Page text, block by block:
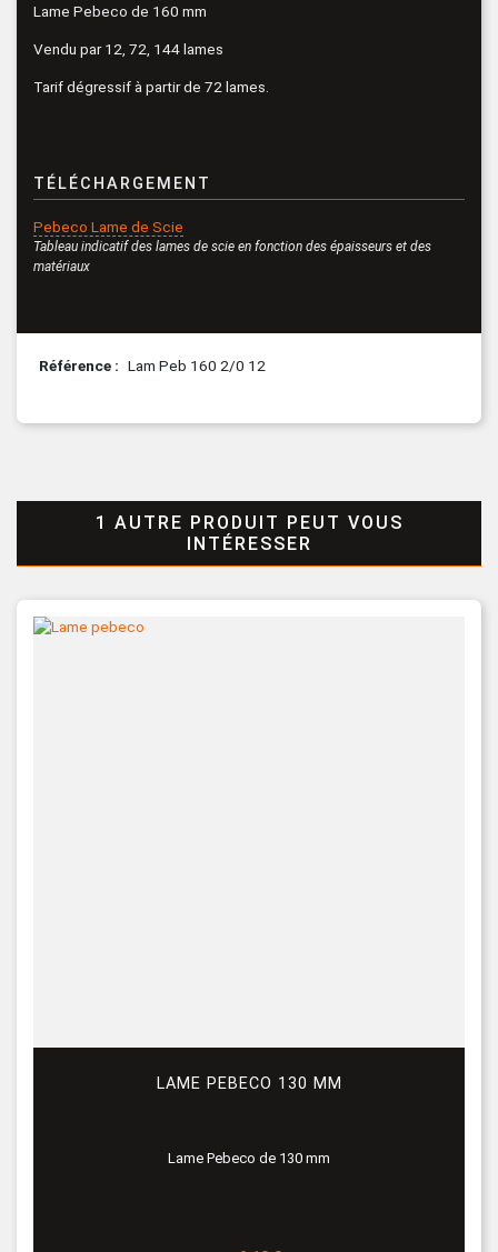
Lame Pebeco de 160 mm
Vendu par 12, 72, 144 lames
Tarif dégressif à partir de 72 lames.
TÉLÉCHARGEMENT
Pebeco Lame de Scie
Tableau indicatif des lames de scie en fonction des épaisseurs et des
matériaux
Référence Lam Peb 160 2/0 12
1 AUTRE PRODUIT PEUT VOUS
INTÉRESSER
LAME PEBECO 130 MM
Lame Pebeco de 130 mm